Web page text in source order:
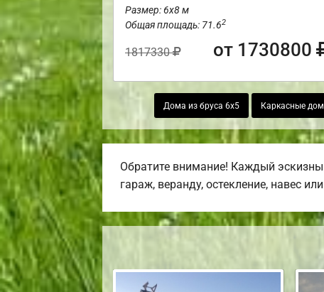
Размер: 6х8 м
Общая площадь: 71.62
1817330 от 1730800
Дома из бруса 6х5 Каркасные
Обратите внимание! Каждый
гараж, веранду, остекление, навес